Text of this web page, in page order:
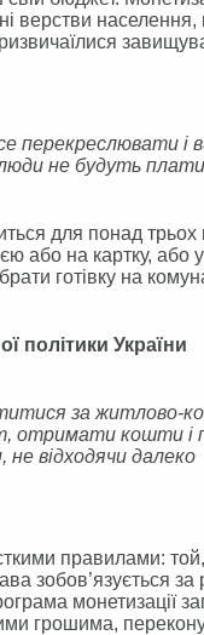
верстви
перекреслювати
люди не будуть
для понад
або на картку,
готівку на
політики України
за житлово-
отримати кошти
не відходячи далеко
правилами:
зобов’язується
монетизації
грошима,